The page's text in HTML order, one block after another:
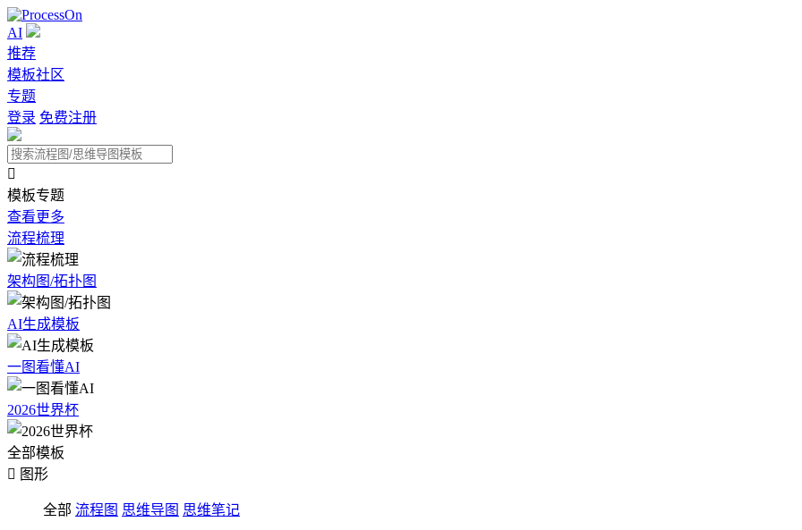
AI
推荐
模板社区
专题
登录 免费注册

模板专题
查看更多
流程梳理
架构图/拓扑图
AI生成模板
一图看懂AI
2026世界杯
全部模板
 图形
全部 流程图 思维导图 思维笔记